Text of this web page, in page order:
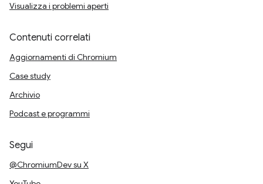
Visualizza i problemi aperti
Contenuti correlati
Aggiornamenti di Chromium
Case study
Archivio
Podcast e programmi
Segui
@ChromiumDev su X